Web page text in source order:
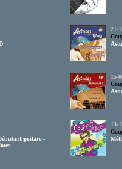
21-
15-
guitare -
13-